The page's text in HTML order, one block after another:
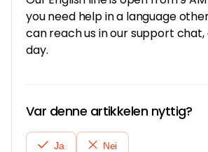
you need help in a language
can reach us in our support
day.
Var denne artikkelen nyttig?
Ja Nei